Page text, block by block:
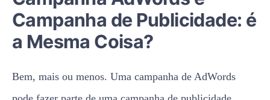
Bem, mais ou menos. Uma campanha de AdWords
pode fazer parte de uma campanha de publicidade,
embora o contrário já não se aplique.
Campanhas de publicidade podem ser divulgadas em